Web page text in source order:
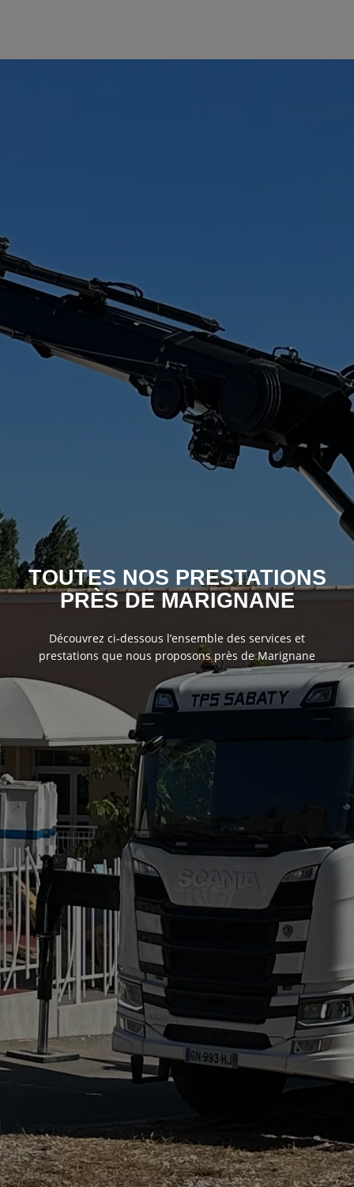
TOUTES NOS PRESTATIONS
PRÈS DE MARIGNANE
Découvrez ci-dessous l’ensemble des services et
prestations que nous proposons près de Marignane